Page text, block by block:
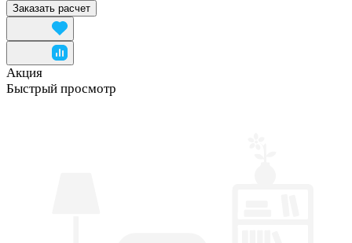
Заказать расчет
Акция
Быстрый просмотр